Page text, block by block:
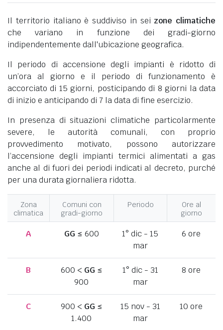
Il territorio italiano è suddiviso in sei zone climatiche
che variano in funzione dei gradi-giorno
indipendentemente dall'ubicazione geografica.
Il periodo di accensione degli impianti è ridotto di
un’ora al giorno e il periodo di funzionamento è
accorciato di 15 giorni, posticipando di 8 giorni la data
di inizio e anticipando di 7 la data di fine esercizio.
In presenza di situazioni climatiche particolarmente
severe, le autorità comunali, con proprio
provvedimento motivato, possono autorizzare
l’accensione degli impianti termici alimentati a gas
anche al di fuori dei periodi indicati al decreto, purché
per una durata giornaliera ridotta.
Zona
climatica
Comuni con
gradi-giorno
Periodo
Ore al
giorno
A GG ≤ 600
1° dic - 15
mar
6 ore
B 600 < GG ≤
900
1° dic - 31
mar
8 ore
C 900 < GG ≤
1.400
15 nov - 31
mar
10 ore